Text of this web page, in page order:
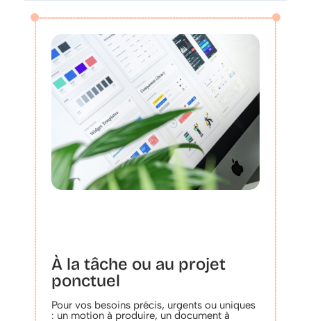
À la tâche ou au projet
ponctuel
Pour vos besoins précis, urgents ou uniques
: un motion à produire, un document à